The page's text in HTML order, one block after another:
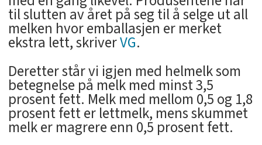
til slutten av året på seg til å selge ut all
melken hvor emballasjen er merket
ekstra lett, skriverVG.
Deretter står vi igjen med helmelk som
betegnelse på melk med minst 3,5
prosent fett. Melk med mellom 0,5 og 1,8
prosent fett er lettmelk, mens skummet
melk er magrere enn 0,5 prosent fett.